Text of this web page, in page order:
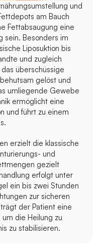
und
am Bauch
Fettabsaugung eine
sein. Besonders im
Liposuktion bis
und zugleich
überschüssige
gelöst und
umliegende Gewebe
ermöglicht eine
und führt zu einem
erzielt die klassische
und
gezielt
erfolgt unter
ein bis zwei Stunden
zur sicheren
der Patient eine
die Heilung zu
zu stabilisieren.